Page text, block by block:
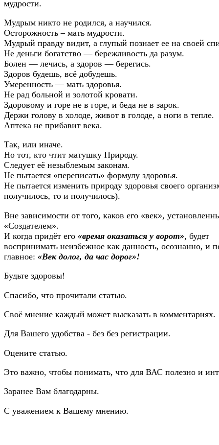
мудрости.
Мудрым никто не родился, а научился.
Осторожность – мать мудрости.
Мудрый правду видит, а глупый познает ее на своей
Не деньги богатство — бережливость да разум.
Болен — лечись, а здоров — берегись.
Здоров будешь, всё добудешь.
Умеренность — мать здоровья.
Не рад больной и золотой кровати.
Здоровому и горе не в горе, и беда не в зарок.
Держи голову в холоде, живот в голоде, а ноги в тепле.
Аптека не прибавит века.
Так, или иначе.
Но тот, кто чтит матушку Природу.
Следует её незыблемым законам.
Не пытается «переписать» формулу здоровья.
Не пытается изменить природу здоровья своего
получилось, то и получилось).
Вне зависимости от того, каков его «век»,
«Создателем».
И когда придёт его «время оказаться у ворот», будет
воспринимать неизбежное как данность, осознанно, и
главное: «Век долог, да час дорог»!
Будьте здоровы!
Спасибо, что прочитали статью.
Своё мнение каждый может высказать в комментариях.
Для Вашего удобства - без без регистрации.
Оцените статью.
Это важно, чтобы понимать, что для ВАС полезно и
Заранее Вам благодарны.
С уважением к Вашему мнению.